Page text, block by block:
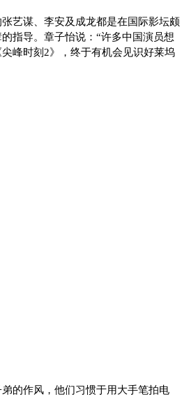
艺谋、李安及成龙都是在国际影坛颇
指导。章子怡说：“许多中国演员想
峰时刻2》，终于有机会见识好莱坞
的作风，他们习惯于用大手笔拍电